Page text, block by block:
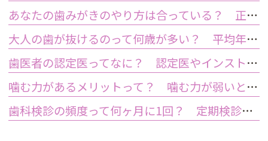
あなたの歯みがきのやり方は合っている？ 正しい歯みがき方法と間違った方法
大人の歯が抜けるのって何歳が多い？ 平均年齢と原因について
歯医者の認定医ってなに？ 認定医やインストラクターの資格を持つ歯医者のメリット
噛む力があるメリットって？ 噛む力が弱いとどうなるの？
歯科検診の頻度って何ヶ月に1回？ 定期検診って何するの？